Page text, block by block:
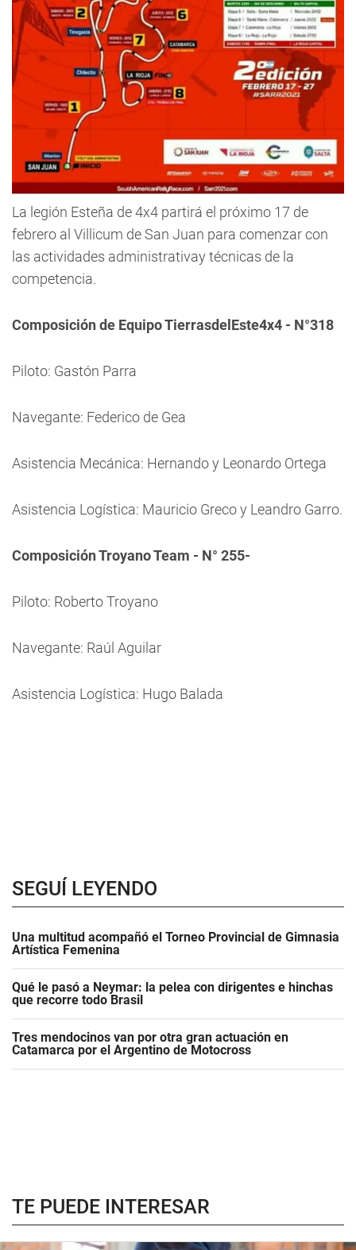
La legión Esteña de 4x4 partirá el próximo 17 de
febrero al Villicum de San Juan para comenzar con
las actividades administrativay técnicas de la
competencia.
Composición de Equipo TierrasdelEste4x4 - N°318
Piloto: Gastón Parra
Navegante: Federico de Gea
Asistencia Mecánica: Hernando y Leonardo Ortega
Asistencia Logística: Mauricio Greco y Leandro Garro.
Composición Troyano Team - N° 255-
Piloto: Roberto Troyano
Navegante: Raúl Aguilar
Asistencia Logística: Hugo Balada
SEGUÍ LEYENDO
Una multitud acompañó el Torneo Provincial de Gimnasia
Artística Femenina
Qué le pasó a Neymar: la pelea con dirigentes e hinchas
que recorre todo Brasil
Tres mendocinos van por otra gran actuación en
Catamarca por el Argentino de Motocross
TE PUEDE INTERESAR